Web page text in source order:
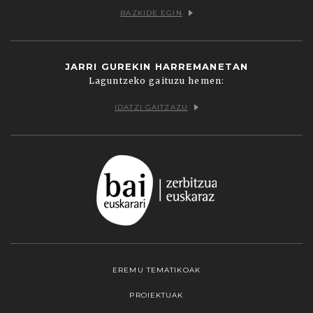
BAZKIDE EGIN
JARRI GUREKIN HARREMANETAN
Laguntzeko gaituzu hemen:
IDATZI GAITZAZU
EREMU TEMATIKOAK
PROIEKTUAK